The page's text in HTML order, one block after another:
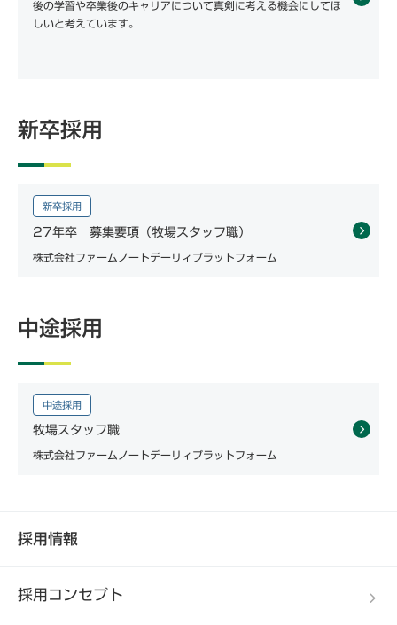
後の学習や‬卒業後のキャリアについて真剣に考える機会にしてほ
しいと考えています。
新卒採用
新卒採用
27年卒 募集要項（牧場スタッフ職）
株式会社ファームノートデーリィプラットフォーム
中途採用
中途採用
牧場スタッフ職
株式会社ファームノートデーリィプラットフォーム
採用情報
採用コンセプト